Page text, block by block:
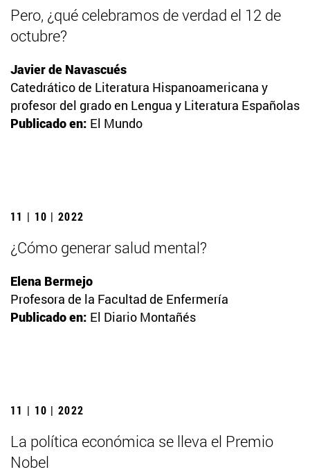
Pero, ¿qué celebramos de verdad el 12 de
octubre?
Javier de Navascués
Catedrático de Literatura Hispanoamericana y
profesor del grado en Lengua y Literatura Españolas
Publicado en: El Mundo
11 | 10 | 2022
¿Cómo generar salud mental?
Elena Bermejo
Profesora de la Facultad de Enfermería
Publicado en: El Diario Montañés
11 | 10 | 2022
La política económica se lleva el Premio
Nobel